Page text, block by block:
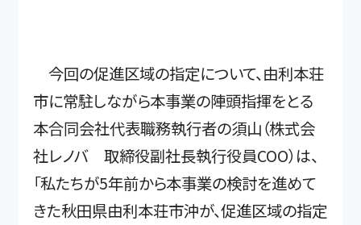
今回の促進区域の指定について、由利本荘
市に常駐しながら本事業の陣頭指揮をとる
本合同会社代表職務執行者の須山（株式会
社レノバ 取締役副社長執行役員COO）は、
「私たちが5年前から本事業の検討を進めて
きた秋田県由利本荘市沖が、促進区域の指定